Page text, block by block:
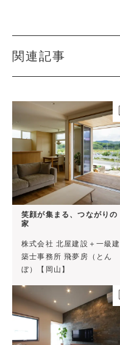
関連記事
笑顔が集まる、つながりの
家
株式会社 北屋建設＋一級建
築士事務所 飛夢房（とん
ぼ）【岡山】